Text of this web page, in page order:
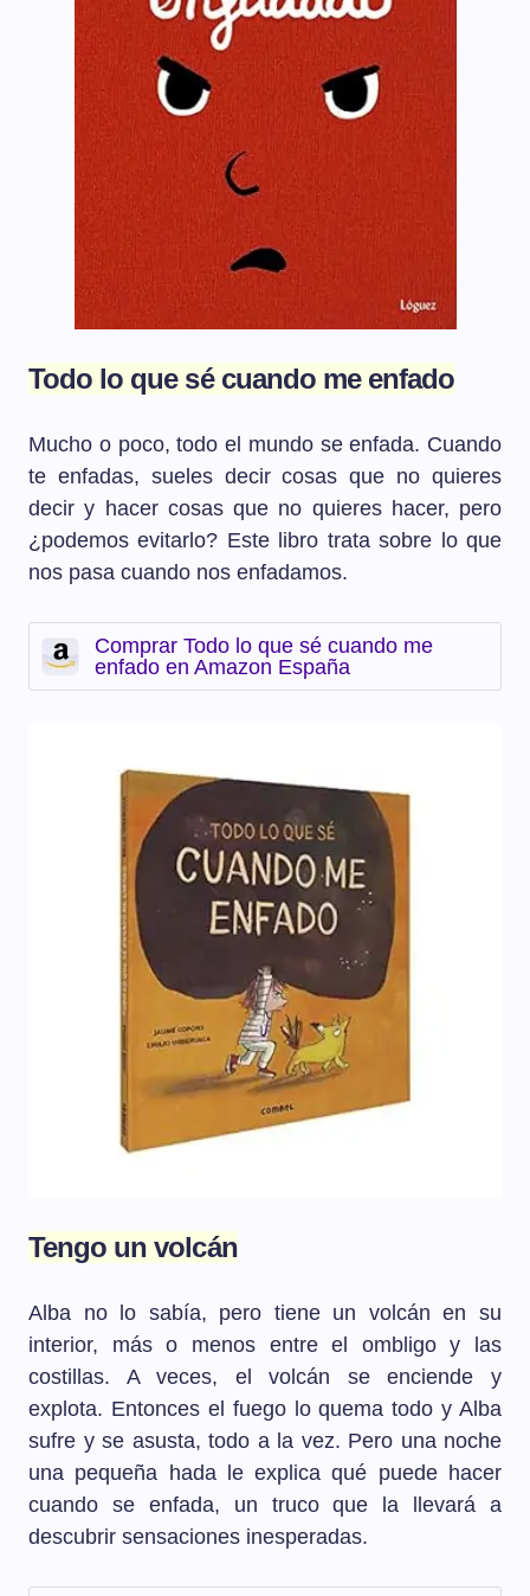
Todo lo que sé cuando me enfado
Mucho o poco, todo el mundo se enfada. Cuando
te enfadas, sueles decir cosas que no quieres
decir y hacer cosas que no quieres hacer, pero
¿podemos evitarlo? Este libro trata sobre lo que
nos pasa cuando nos enfadamos.
Comprar Todo lo que sé cuando me
enfado en Amazon España
Tengo un volcán
Alba no lo sabía, pero tiene un volcán en su
interior, más o menos entre el ombligo y las
costillas. A veces, el volcán se enciende y
explota. Entonces el fuego lo quema todo y Alba
sufre y se asusta, todo a la vez. Pero una noche
una pequeña hada le explica qué puede hacer
cuando se enfada, un truco que la llevará a
descubrir sensaciones inesperadas.